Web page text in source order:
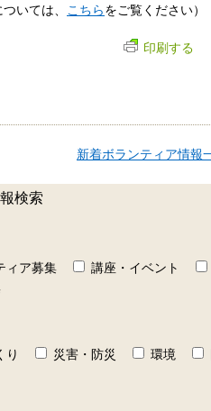
いては、
こちらをご覧ください）
印刷する
新着ボランティア情報
検索
ィア募集 講座・イベント
り 災害・防災 環境